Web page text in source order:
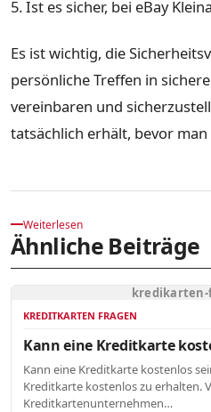
5. Ist es sicher, bei eBay
Es ist wichtig, die
persönliche Treffen in
vereinbaren und
tatsächlich erhält, bevor
Weiterlesen
Ähnliche Beiträge
kredikarten-
KREDITKARTEN FRAGEN
Kann eine Kreditkarte
Kann eine Kreditkarte kostenlos
Kreditkarte kostenlos zu erhalten.
Kreditkartenunternehmen…